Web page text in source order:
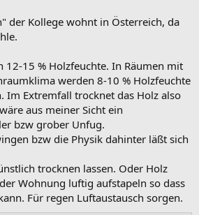
der Kollege wohnt in Österreich, da
12-15 % Holzfeuchte. In Räumen mit
werden 8-10 % Holzfeuchte
Im Extremfall trocknet das Holz also
aus meiner Sicht ein
bzw grober Unfug.
bzw die Physik dahinter läßt sich
trocknen lassen. Oder Holz
Wohnung luftig aufstapeln so dass
Für regen Luftaustausch sorgen.